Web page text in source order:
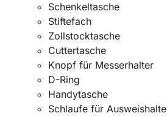
Schenkeltasche
Stiftefach
Zollstocktasche
Cuttertasche
Knopf für Messerhalter
D-Ring
Handytasche
Schlaufe für